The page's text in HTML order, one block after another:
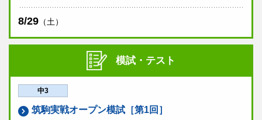
8/29 （土）
模試・テスト
中3
筑駒実戦オープン模試［第1回］